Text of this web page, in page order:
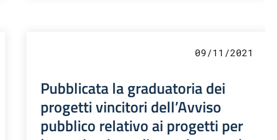
09/11/2021
Pubblicata la graduatoria dei
progetti vincitori dell’Avviso
pubblico relativo ai progetti per